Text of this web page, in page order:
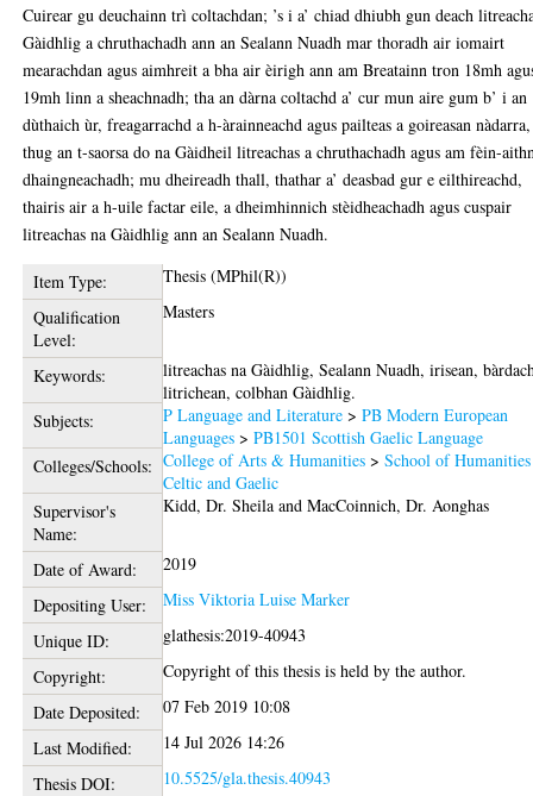
Cuirear gu deuchainn trì coltachdan; ’s i a’ chiad dhiubh gun deach
Gàidhlig a chruthachadh ann an Sealann Nuadh mar thoradh air iomairt
mearachdan agus aimhreit a bha air èirigh ann am Breatainn tron 18mh
19mh linn a sheachnadh; tha an dàrna coltachd a’ cur mun aire gum b’ i an
dùthaich ùr, freagarrachd a h-àrainneachd agus pailteas a goireasan
thug an t-saorsa do na Gàidheil litreachas a chruthachadh agus am fèin-
dhaingneachadh; mu dheireadh thall, thathar a’ deasbad gur e eilthireachd,
thairis air a h-uile factar eile, a dheimhinnich stèidheachadh agus cuspair
litreachas na Gàidhlig ann an Sealann Nuadh.
Item Type:
Thesis (MPhil(R))
Qualification
Level:
Masters
Keywords:
litreachas na Gàidhlig, Sealann Nuadh, irisean,
litrichean, colbhan Gàidhlig.
Subjects:
P Language and Literature >PB Modern European
Languages >PB1501 Scottish Gaelic Language
Colleges/Schools: College of Arts & Humanities >School of Humanities
Celtic and Gaelic
Supervisor's
Name:
Kidd, Dr. Sheila andMacCoinnich, Dr. Aonghas
Date of Award:
2019
Depositing User:
Miss Viktoria Luise Marker
Unique ID:
glathesis:2019-40943
Copyright:
Copyright of this thesis is held by the author.
Date Deposited:
07 Feb 2019 10:08
Last Modified:
14 Jul 2026 14:26
Thesis DOI:
10.5525/gla.thesis.40943